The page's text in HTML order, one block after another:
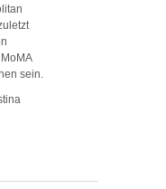
sein.